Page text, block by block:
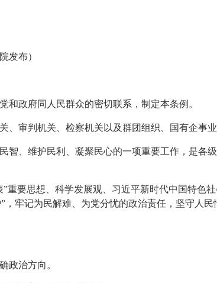
发布）
政府同人民群众的密切联系，制定本条例。
审判机关、检察机关以及群团组织、国有企事业
、维护民利、凝聚民心的一项重要工作，是各
要思想、科学发展观、习近平新时代中国特色
牢记为民解难、为党分忧的政治责任，坚守人
政治方向。